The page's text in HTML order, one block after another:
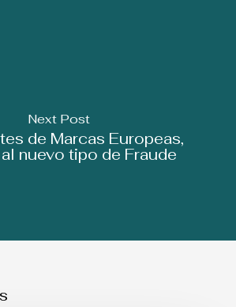
Next Post
de Marcas Europeas,
nuevo tipo de Fraude